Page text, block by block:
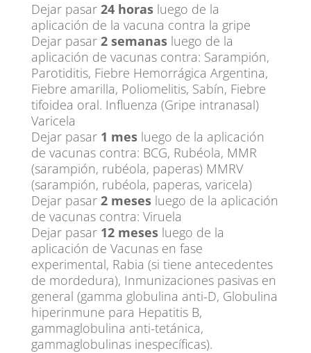
Dejar pasar 24 horasluego de la
aplicación de la vacuna contra la gripe
Dejar pasar 2 semanasluego de la
aplicación de vacunas contra: Sarampión,
Parotiditis, Fiebre Hemorrágica Argentina,
Fiebre amarilla, Poliomelitis, Sabín, Fiebre
tifoidea oral. Influenza (Gripe intranasal)
Varicela
Dejar pasar 1 mesluego de la aplicación
de vacunas contra: BCG, Rubéola, MMR
(sarampión, rubéola, paperas) MMRV
(sarampión, rubéola, paperas, varicela)
Dejar pasar 2 mesesluego de la aplicación
de vacunas contra: Viruela
Dejar pasar 12 mesesluego de la
aplicación de Vacunas en fase
experimental, Rabia (si tiene antecedentes
de mordedura), Inmunizaciones pasivas en
general (gamma globulina anti-D, Globulina
hiperinmune para Hepatitis B,
gammaglobulina anti-tetánica,
gammaglobulinas inespecíficas).